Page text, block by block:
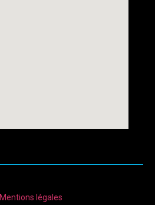
Mentions légales